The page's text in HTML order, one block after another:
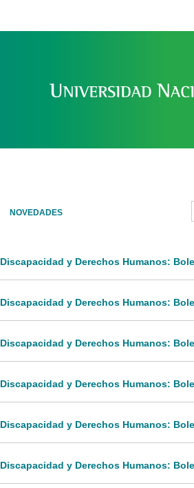
UNIVERSIDAD NACIONAL DE LA
NOVEDADES
y Derechos Humanos:
y Derechos Humanos:
y Derechos Humanos:
y Derechos Humanos:
y Derechos Humanos:
y Derechos Humanos: